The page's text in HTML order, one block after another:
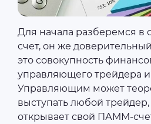
Для начала разберемся
счет, он же
это совокупность
управляющего трейдера
Управляющим может
выступать любой
открывает свой ПАММ-